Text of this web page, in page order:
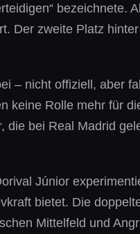
bezeichnete.
Der zweite Platz
– nicht offiziell, aber
keine Rolle mehr für
bei Real Madrid
Júnior
bietet. Die
Mittelfeld und